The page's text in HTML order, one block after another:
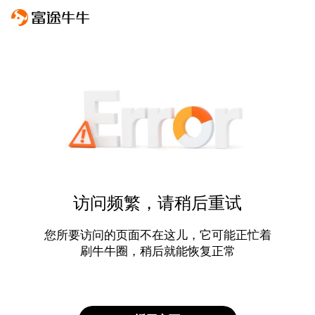
访问频繁，请稍后重试
您所要访问的页面不在这儿，它可能正忙着
刷牛牛圈，稍后就能恢复正常